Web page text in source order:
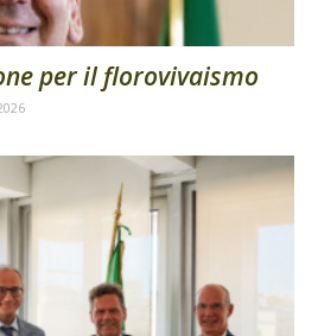
per il florovivaismo